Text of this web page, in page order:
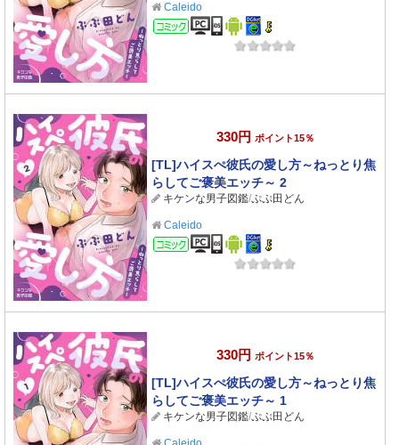
Caleido
コミック
330円 ポイント15％
[TL]ハイスぺ彼氏の愛し方～ねっとり焦
らしてご褒美エッチ～ 2
キケンな男子図鑑/ぷぷ田どん
Caleido
コミック
330円 ポイント15％
[TL]ハイスぺ彼氏の愛し方～ねっとり焦
らしてご褒美エッチ～ 1
キケンな男子図鑑/ぷぷ田どん